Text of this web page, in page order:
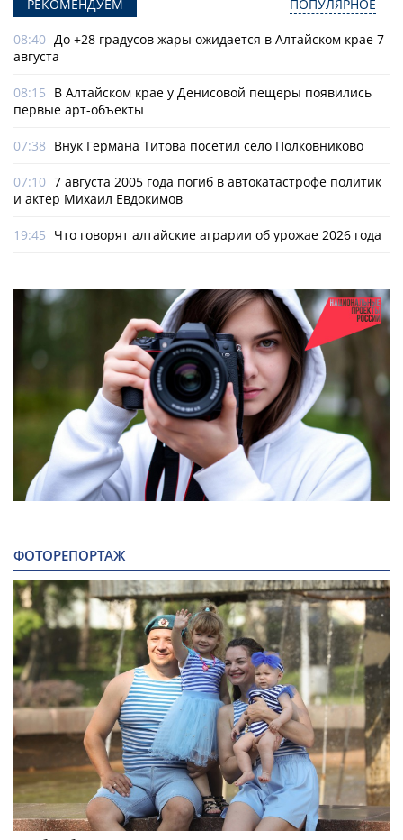
РЕКОМЕНДУЕМ ПОПУЛЯРНОЕ
08:40 До +28 градусов жары ожидается в Алтайском крае 7
августа
08:15 В Алтайском крае у Денисовой пещеры появились
первые арт-объекты
07:38 Внук Германа Титова посетил село Полковниково
07:10 7 августа 2005 года погиб в автокатастрофе политик
и актер Михаил Евдокимов
19:45 Что говорят алтайские аграрии об урожае 2026 года
ФОТОРЕПОРТАЖ